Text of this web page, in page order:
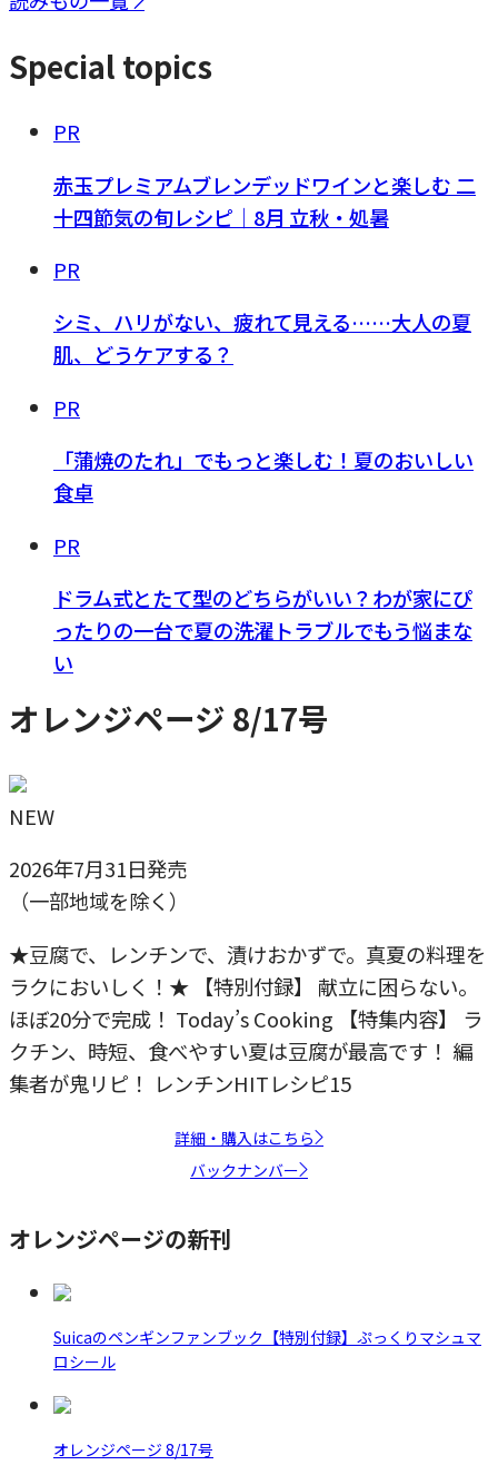
Special topics
PR
赤玉プレミアムブレンデッドワインと楽しむ 二
十四節気の旬レシピ｜8月 立秋・処暑
PR
シミ、ハリがない、疲れて見える……大人の夏
肌、どうケアする？
PR
「蒲焼のたれ」でもっと楽しむ！夏のおいしい
食卓
PR
ドラム式とたて型のどちらがいい？わが家にぴ
ったりの一台で夏の洗濯トラブルでもう悩まな
い
オレンジページ 8/17号
NEW
2026年7月31日発売
（一部地域を除く）
★豆腐で、レンチンで、漬けおかずで。真夏の料理を
ラクにおいしく！★ 【特別付録】 献立に困らない。
ほぼ20分で完成！ Today’s Cooking 【特集内容】 ラ
クチン、時短、食べやすい夏は豆腐が最高です！ 編
集者が鬼リピ！ レンチンHITレシピ15
詳細・購入はこちら
バックナンバー
オレンジページの新刊
Suicaのペンギンファンブック【特別付録】ぷっくりマシュマ
ロシール
オレンジページ 8/17号